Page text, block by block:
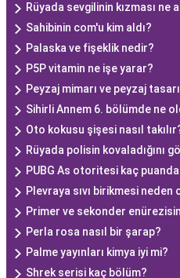
Rüyada sevgilinin kızması ne
Sahibinin com'u kim aldı?
Palaska ve fişeklik nedir?
P5P vitamin ne işe yarar?
Peyzaj mimarı ve peyzaj
Sihirli Annem 6. bölümde ne
Oto kokusu şişesi nasıl
Rüyada polisin kovaladığını
PUBG As otoritesi kaç
Plevraya sıvı birikmesi neden
Primer ve sekonder
Perla rosa nasıl bir şarap?
Palme yayınları kimya iyi mi?
Shrek serisi kaç bölüm?